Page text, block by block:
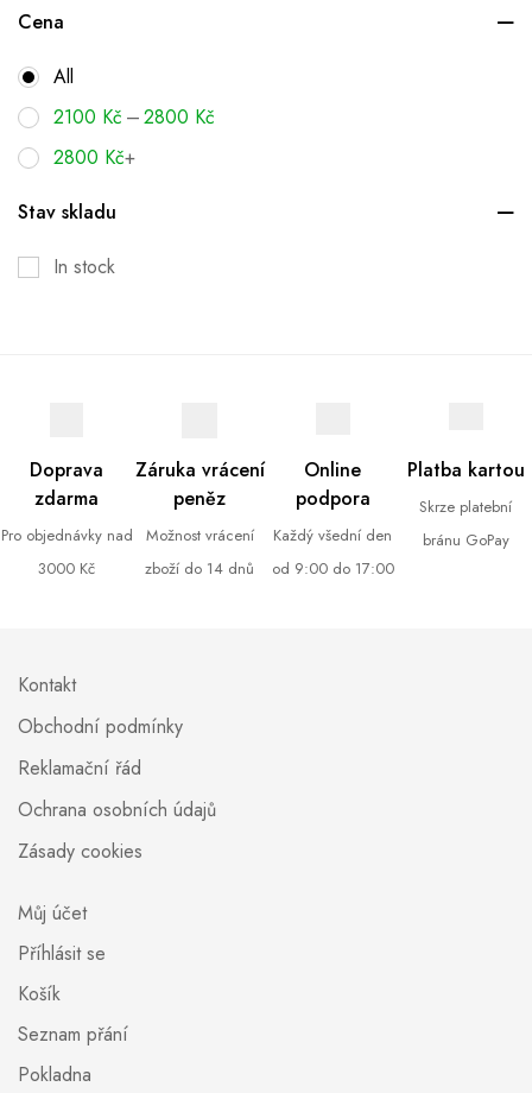
Cena
All
2100 Kč –2800 Kč
2800 Kč+
Stav skladu
In stock
Doprava
zdarma
Pro objednávky nad
3000 Kč
Záruka vrácení
peněz
Možnost vrácení
zboží do 14 dnů
Online
podpora
Každý všední den
od 9:00 do 17:00
Platba kartou
Skrze platební
bránu GoPay
Kontakt
Obchodní podmínky
Reklamační řád
Ochrana osobních údajů
Zásady cookies
Můj účet
Příhlásit se
Košík
Seznam přání
Pokladna